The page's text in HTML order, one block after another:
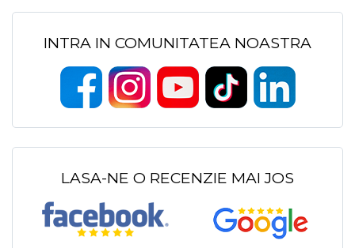
INTRA IN COMUNITATEA NOASTRA
LASA-NE O RECENZIE MAI JOS